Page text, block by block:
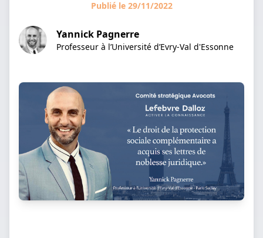
Publié le 29/11/2022
Yannick Pagnerre
Professeur à l’Université d’Evry-Val d'Essonne